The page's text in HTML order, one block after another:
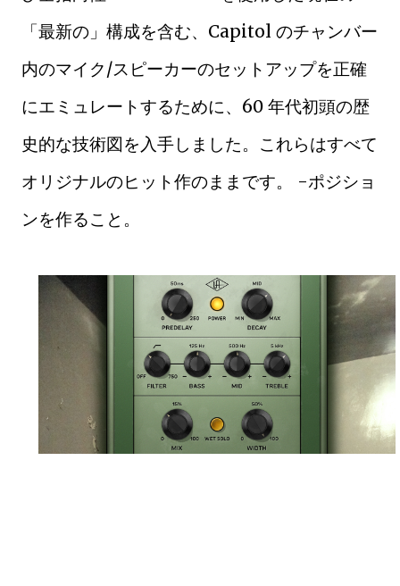
「最新の」構成を含む、Capitol のチャンバー
内のマイク/スピーカーのセットアップを正確
にエミュレートするために、60 年代初頭の歴
史的な技術図を入手しました。これらはすべて
オリジナルのヒット作のままです。 -ポジショ
ンを作ること。